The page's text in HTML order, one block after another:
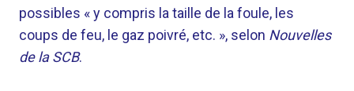
possibles « y compris la taille de la foule, les
coups de feu, le gaz poivré, etc. », selon Nouvelles
de la SCB.